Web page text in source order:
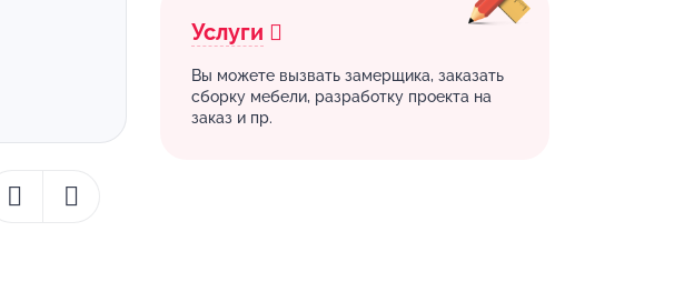
Услуги
Вы можете вызвать замерщика, заказать
сборку мебели, разработку проекта на
заказ и пр.